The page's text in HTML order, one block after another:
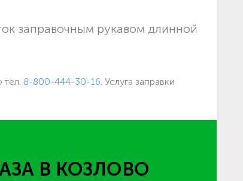
заправочным рукавом длинной
8-800-444-30-16. Услуга заправки
В КОЗЛОВО